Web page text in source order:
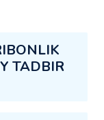
TADBIR